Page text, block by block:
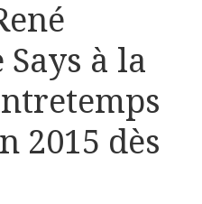
à la
2015 dès